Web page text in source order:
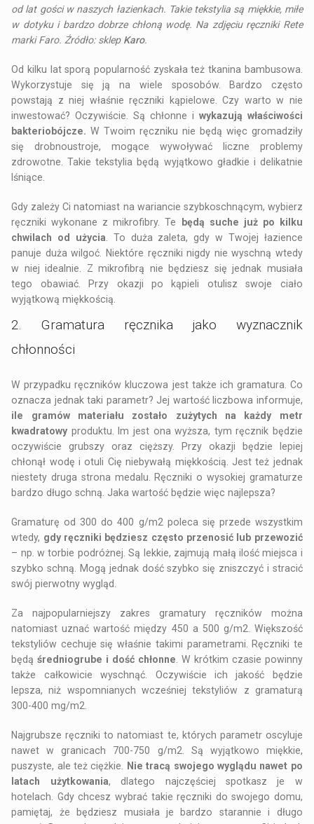
od lat gości w naszych łazienkach. Takie tekstylia są miękkie, miłe
w dotyku i bardzo dobrze chłoną wodę. Na zdjęciu ręczniki Rete
marki Faro. Źródło: sklep Karo.
Od kilku lat sporą popularność zyskała też tkanina bambusowa.
Wykorzystuje się ją na wiele sposobów. Bardzo często
powstają z niej właśnie ręczniki kąpielowe. Czy warto w nie
inwestować? Oczywiście. Są chłonne i wykazują właściwości
bakteriobójcze. W Twoim ręczniku nie będą więc gromadziły
się drobnoustroje, mogące wywoływać liczne problemy
zdrowotne. Takie tekstylia będą wyjątkowo gładkie i delikatnie
lśniące.
Gdy zależy Ci natomiast na wariancie szybkoschnącym, wybierz
ręczniki wykonane z mikrofibry. Te będą suche już po kilku
chwilach od użycia . To duża zaleta, gdy w Twojej łazience
panuje duża wilgoć. Niektóre ręczniki nigdy nie wyschną wtedy
w niej idealnie. Z mikrofibrą nie będziesz się jednak musiała
tego obawiać. Przy okazji po kąpieli otulisz swoje ciało
wyjątkową miękkością.
2. Gramatura ręcznika jako wyznacznik
chłonności
W przypadku ręczników kluczowa jest także ich gramatura. Co
oznacza jednak taki parametr? Jej wartość liczbowa informuje,
ile gramów materiału zostało zużytych na każdy metr
kwadratowy produktu. Im jest ona wyższa, tym ręcznik będzie
oczywiście grubszy oraz cięższy. Przy okazji będzie lepiej
chłonął wodę i otuli Cię niebywałą miękkością. Jest też jednak
niestety druga strona medalu. Ręczniki o wysokiej gramaturze
bardzo długo schną. Jaka wartość będzie więc najlepsza?
Gramaturę od 300 do 400 g/m2 poleca się przede wszystkim
wtedy, gdy ręczniki będziesz często przenosić lub przewozić
– np. w torbie podróżnej. Są lekkie, zajmują małą ilość miejsca i
szybko schną. Mogą jednak dość szybko się zniszczyć i stracić
swój pierwotny wygląd.
Za najpopularniejszy zakres gramatury ręczników można
natomiast uznać wartość między 450 a 500 g/m2. Większość
tekstyliów cechuje się właśnie takimi parametrami. Ręczniki te
będąśredniogrube i dość chłonne . W krótkim czasie powinny
także całkowicie wyschnąć. Oczywiście ich jakość będzie
lepsza, niż wspomnianych wcześniej tekstyliów z gramaturą
300-400 mg/m2.
Najgrubsze ręczniki to natomiast te, których parametr oscyluje
nawet w granicach 700-750 g/m2. Są wyjątkowo miękkie,
puszyste, ale też ciężkie. Nie tracą swojego wyglądu nawet po
latach użytkowania, dlatego najczęściej spotkasz je w
hotelach. Gdy chcesz wybrać takie ręczniki do swojego domu,
pamiętaj, że będziesz musiała je bardzo starannie i długo